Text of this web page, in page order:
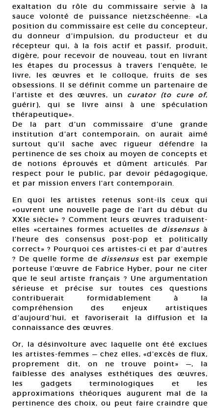
exaltation du rôle du commissaire servie à la
sauce volonté de puissance nietzschéenne: «La
position du commissaire est celle du concepteur,
du donneur d’impulsion, du producteur et du
récepteur qui, à la fois actif et passif, produit,
digère, pour recevoir de nouveau, tout en livrant
les étapes du processus à travers l’enquête, le
livre, les œuvres et le colloque, fruits de ses
obsessions. Il se définit comme un partenaire de
l’artiste et des œuvres, un curator (to cure of,
guérir), qui se livre ainsi à une spéculation
thérapeutique».
De la part d’un commissaire d’une grande
institution d’art contemporain, on aurait aimé
surtout qu’il sache avec rigueur défendre la
pertinence de ses choix au moyen de concepts et
de notions éprouvés et dûment articulés. Par
respect pour le public, par devoir pédagogique,
et par mission envers l’art contemporain.
En quoi les artistes retenus sont-ils ceux qui
«ouvrent une nouvelle page de l’art du début du
XXIe siècle» ? Comment leurs œuvres traduisent-
elles «certaines formes actuelles de dissensusà
l’heure des consensus post-pop et politically
correct» ? Pourquoi ces artistes-ci et par d’autres
? De quelle forme de dissensusest par exemple
porteuse l’œuvre de Fabrice Hyber, pour ne citer
que le seul artiste français ? Une argumentation
sérieuse et précise sur toutes ces questions
contribuerait formidablement à la
compréhension des enjeux artistiques
d’aujourd’hui, et favoriserait la diffusion et la
connaissance des œuvres.
Or, la désinvolture avec laquelle ont été exclues
les artistes-femmes — chez elles, «d’excès de flux,
proprement dit, on ne trouve point» —, la
faiblesse des analyses esthétiques des œuvres,
les gadgets terminologiques et les
approximations théoriques augurent mal de la
pertinence des choix, ou peut faire craindre que